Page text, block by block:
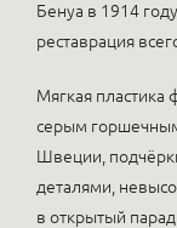
Бенуа в 1914
реставрация
Мягкая пластика
серым
Швеции,
деталями,
в открытый